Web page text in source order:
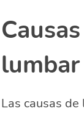
lumbar
Las causas